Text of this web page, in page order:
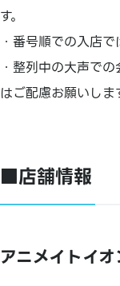
す。
・番号順での入店で
・整列中の大声で
はご配慮お願いしま
■店舗情報
アニメイトイ